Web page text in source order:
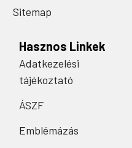
Sitemap
Hasznos Linkek
Adatkezelési
tájékoztató
ÁSZF
Emblémázás